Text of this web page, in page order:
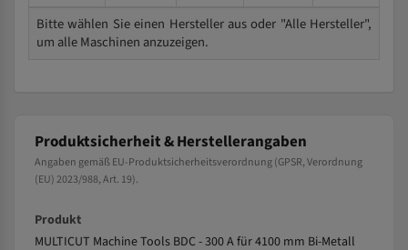
Bitte wählen Sie einen Hersteller aus oder "Alle Hersteller",
um alle Maschinen anzuzeigen.
Produktsicherheit & Herstellerangaben
Angaben gemäß EU-Produktsicherheitsverordnung (GPSR, Verordnung
(EU) 2023/988, Art. 19).
Produkt
MULTICUT Machine Tools BDC - 300 A für 4100 mm Bi-Metall